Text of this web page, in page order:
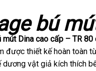
bú
Dina cao cấp – TR 80
giá
rẻ
được thiết kế hoàn toàn
dương vật giả kích thích